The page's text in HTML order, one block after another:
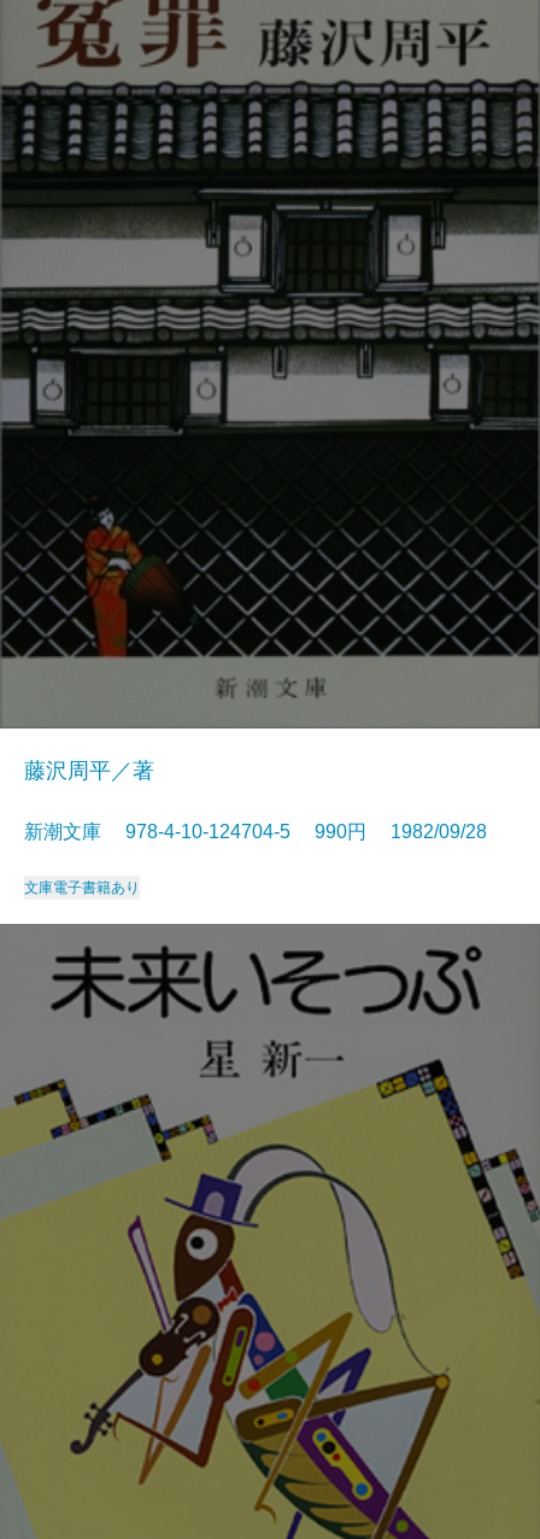
藤沢周平／著
新潮文庫 978-4-10-124704-5 990円 1982/09/28
文庫電子書籍あり